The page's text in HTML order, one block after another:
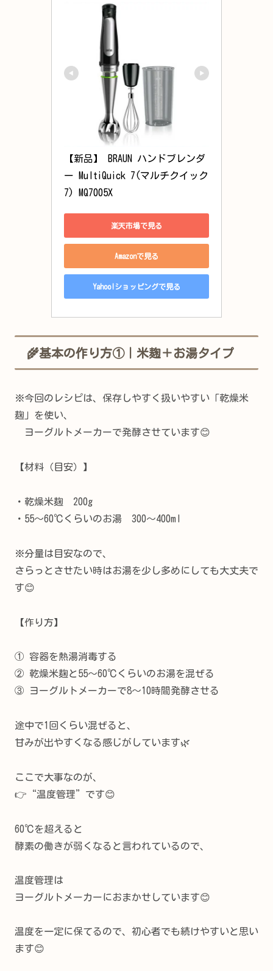
【新品】 BRAUN ハンドブレンダ
ー MultiQuick 7(マルチクイック
7) MQ7005X
楽天市場で見る
Amazonで見る
Yahoo!ショッピングで見る
🌾基本の作り方①｜米麹＋お湯タイプ
※今回のレシピは、保存しやすく扱いやすい「乾燥米
麹」を使い、
ヨーグルトメーカーで発酵させています😊
【材料（目安）】
・乾燥米麹 200g
・55〜60℃くらいのお湯 300〜400ml
※分量は目安なので、
さらっとさせたい時はお湯を少し多めにしても大丈夫で
す😊
【作り方】
① 容器を熱湯消毒する
② 乾燥米麹と55〜60℃くらいのお湯を混ぜる
③ ヨーグルトメーカーで8〜10時間発酵させる
途中で1回くらい混ぜると、
甘みが出やすくなる感じがしています🌿
ここで大事なのが、
👉“温度管理”です😊
60℃を超えると
酵素の働きが弱くなると言われているので、
温度管理は
ヨーグルトメーカーにおまかせしています😊
温度を一定に保てるので、初心者でも続けやすいと思い
ます😊